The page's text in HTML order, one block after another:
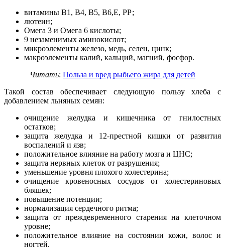
витамины В1, В4, В5, В6,Е, РР;
лютеин;
Омега 3 и Омега 6 кислоты;
9 незаменимых аминокислот;
микроэлементы железо, медь, селен, цинк;
макроэлементы калий, кальций, магний, фосфор.
Читать: Польза и вред рыбьего жира для детей
Такой состав обеспечивает следующую пользу хлеба с
добавлением льняных семян:
очищение желудка и кишечника от гнилостных
остатков;
защита желудка и 12-престной кишки от развития
воспалений и язв;
положительное влияние на работу мозга и ЦНС;
защита нервных клеток от разрушения;
уменьшение уровня плохого холестерина;
очищение кровеносных сосудов от холестериновых
бляшек;
повышение потенции;
нормализация сердечного ритма;
защита от преждевременного старения на клеточном
уровне;
положительное влияние на состоянии кожи, волос и
ногтей.